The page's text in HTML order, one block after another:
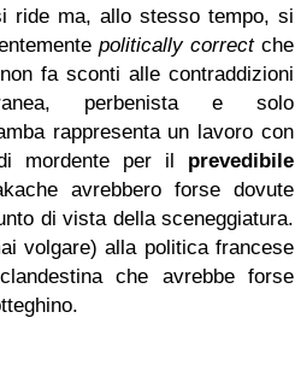
ride ma, allo stesso tempo, si
politically correctche
fa sconti alle contraddizioni
perbenista e solo
rappresenta un lavoro con
mordente per il prevedibile
avrebbero forse dovute
di vista della sceneggiatura.
volgare) alla politica francese
che avrebbe forse